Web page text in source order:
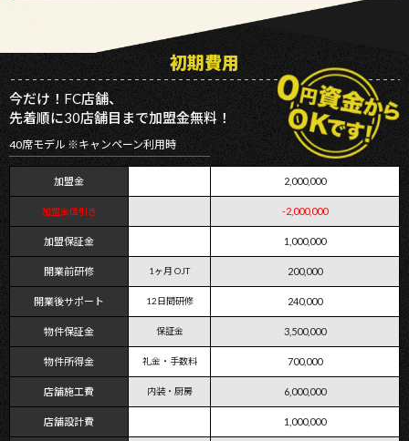
初期費用
今だけ！FC店舗、
先着順に30店舗目まで加盟金無料！
40席モデル ※キャンペーン利用時
加盟金 2,000,000
加盟金値引き -2,000,000
加盟保証金 1,000,000
開業前研修 1ヶ月 OJT 200,000
開業後サポート 12日間研修 240,000
物件保証金 保証金 3,500,000
物件所得金 礼金・手数料 700,000
店舗施工費 内装・厨房 6,000,000
店舗設計費 1,000,000